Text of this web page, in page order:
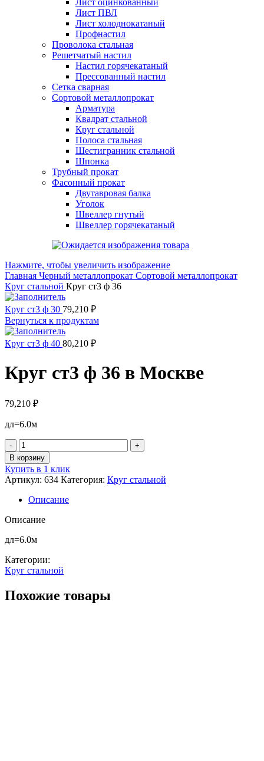
Лист ПВЛ
Лист холоднокатаный
Профнастил
Проволока стальная
Решетчатый настил
Настил горячекатаный
Прессованный настил
Сетка сварная
Сортовой металлопрокат
Арматура
Квадрат стальной
Круг стальной
Полоса стальная
Шестигранник стальной
Шпонка
Трубный прокат
Фасонный прокат
Двутавровая балка
Уголок
Швеллер гнутый
Швеллер горячекатаный
Нажмите, чтобы увеличить изображение
Главная Черный металлопрокат Сортовой металлопрокат
Круг стальной Круг ст3 ф 36
Круг ст3 ф 30 79,210 ₽
Вернуться к продуктам
Круг ст3 ф 40 80,210 ₽
Круг ст3 ф 36 в Москве
79,210 ₽
дл=6.0м
Количество
товара
Круг
ст3
ф
36
В корзину
Купить в 1 клик
Артикул: 634 Категория: Круг стальной
Описание
Описание
дл=6.0м
Категории:
Круг стальной
Похожие товары